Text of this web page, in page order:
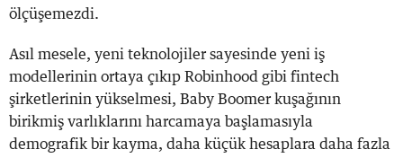
ölçüşemezdi.
Asıl mesele, yeni teknolojiler sayesinde yeni iş
modellerinin ortaya çıkıp Robinhood gibi fintech
şirketlerinin yükselmesi, Baby Boomer kuşağının
birikmiş varlıklarını harcamaya başlamasıyla
demografik bir kayma, daha küçük hesaplara daha fazla